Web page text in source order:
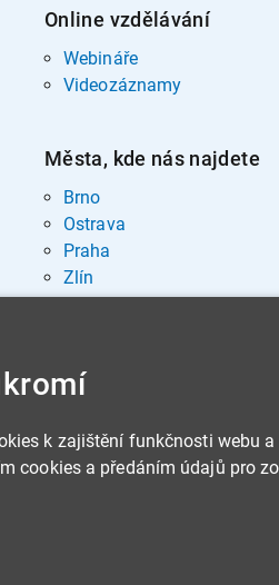
Online vzdělávání
Webináře
Videozáznamy
Města, kde nás najdete
Brno
Ostrava
Praha
Zlín
k zajištění funkčnosti webu
cookies a předáním údajů pro